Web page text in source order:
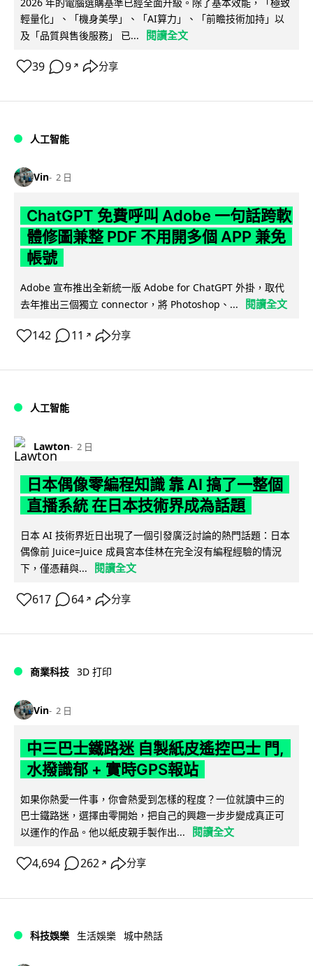
輕量化」、「機身美學」、「AI算力」、「前瞻技術加持」以
及「品質與售後服務」 已...
閱讀全文
39 9 ↗ 分享
人工智能
Vin 2 日
ChatGPT 免費呼叫 Adobe 一句話跨軟
體修圖兼整 PDF 不用開多個 APP 兼免
帳號
Adobe 宣布推出全新統一版 Adobe for ChatGPT 外掛，取代
去年推出三個獨立 connector，將 Photoshop、...
閱讀全文
142 11 ↗ 分享
人工智能
Lawton 2 日
日本偶像零編程知識 靠 AI 搞了一整個
直播系統 在日本技術界成為話題
日本 AI 技術界近日出現了一個引發廣泛討論的熱門話題：日本
偶像前 Juice=Juice 成員宮本佳林在完全沒有編程經驗的情況
下，僅憑藉與...
閱讀全文
617 64 ↗ 分享
商業科技 3D 打印
Vin 2 日
中三巴士鐵路迷 自製紙皮遙控巴士 門,
水撥識郁 + 實時GPS報站
如果你熱愛一件事，你會熱愛到怎樣的程度？一位就讀中三的
巴士鐵路迷，選擇由零開始，把自己的興趣一步步變成真正可
以運作的作品。他以紙皮親手製作出...
閱讀全文
4,694 262 ↗ 分享
科技娛樂 生活娛樂 城中熱話